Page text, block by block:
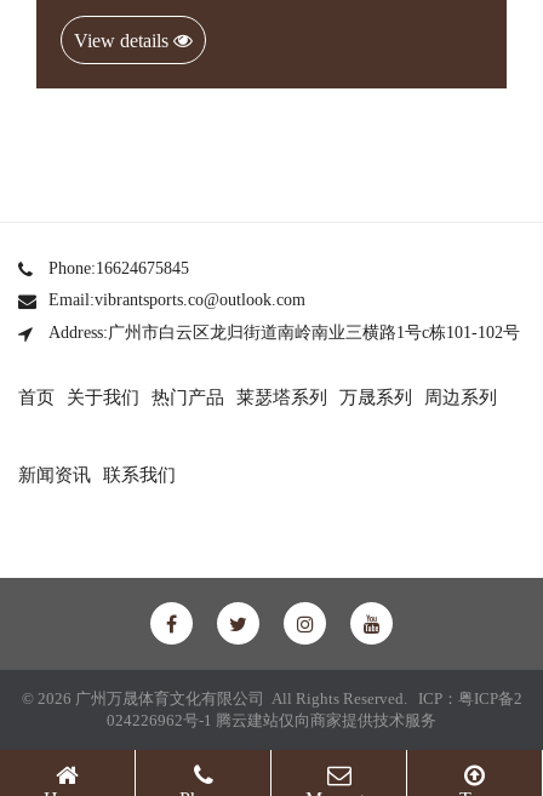
View details
Phone:16624675845
Email:vibrantsports.co@outlook.com
Address:广州市白云区龙归街道南岭南业三横路1号c栋101-102号
首页 关于我们 热门产品 莱瑟塔系列 万晟系列 周边系列
新闻资讯 联系我们
© 2026 广州万晟体育文化有限公司 All Rights Reserved. ICP： 粤ICP备2
024226962号-1 腾云建站仅向商家提供技术服务